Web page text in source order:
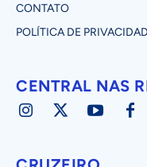
CONTATO
POLÍTICA DE
CENTRAL NAS